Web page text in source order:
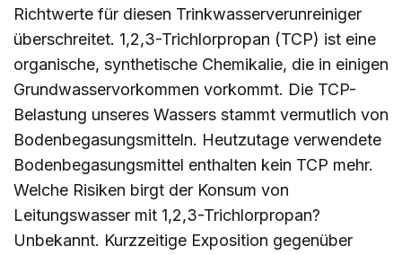
Richtwerte für diesen Trinkwasserverunreiniger
überschreitet. 1,2,3-Trichlorpropan (TCP) ist eine
organische, synthetische Chemikalie, die in einigen
Grundwasservorkommen vorkommt. Die TCP-
Belastung unseres Wassers stammt vermutlich von
Bodenbegasungsmitteln. Heutzutage verwendete
Bodenbegasungsmittel enthalten kein TCP mehr.
Welche Risiken birgt der Konsum von
Leitungswasser mit 1,2,3-Trichlorpropan?
Unbekannt. Kurzzeitige Exposition gegenüber